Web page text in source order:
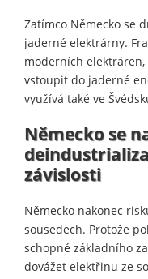
Zatímco Německo se
jaderné elektrárny.
moderních elektráren,
vstoupit do jaderné
využívá také ve
Německo se
závislosti
Německo nakonec
sousedech. Protože
schopné základního
dovážet elektřinu ze